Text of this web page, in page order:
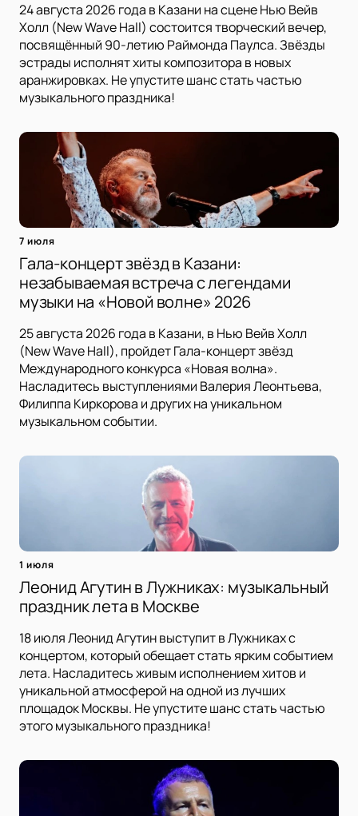
24 августа 2026 года в Казани на сцене Нью Вейв
Холл (New Wave Hall) состоится творческий вечер,
посвящённый 90-летию Раймонда Паулса. Звёзды
эстрады исполнят хиты композитора в новых
аранжировках. Не упустите шанс стать частью
музыкального праздника!
7 июля
Гала-концерт звёзд в Казани:
незабываемая встреча с легендами
музыки на «Новой волне» 2026
25 августа 2026 года в Казани, в Нью Вейв Холл
(New Wave Hall), пройдет Гала-концерт звёзд
Международного конкурса «Новая волна».
Насладитесь выступлениями Валерия Леонтьева,
Филиппа Киркорова и других на уникальном
музыкальном событии.
1 июля
Леонид Агутин в Лужниках: музыкальный
праздник лета в Москве
18 июля Леонид Агутин выступит в Лужниках с
концертом, который обещает стать ярким событием
лета. Насладитесь живым исполнением хитов и
уникальной атмосферой на одной из лучших
площадок Москвы. Не упустите шанс стать частью
этого музыкального праздника!